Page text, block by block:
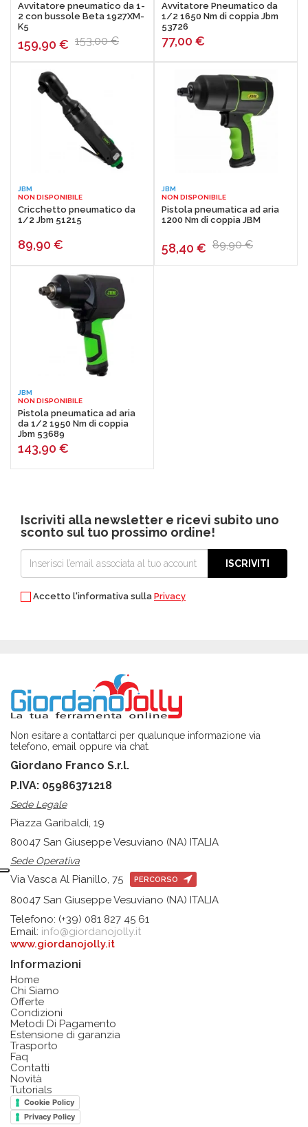
Avvitatore pneumatico da 1-
2 con bussole Beta 1927XM-
K5
159,90 € 153,00 €
Avvitatore Pneumatico da
1/2 1650 Nm di coppia Jbm
53726
77,00 €
JBM
NON DISPONIBILE
Cricchetto pneumatico da
1/2 Jbm 51215
89,90 €
JBM
NON DISPONIBILE
Pistola pneumatica ad aria
1200 Nm di coppia JBM
58,40 € 89,90 €
JBM
NON DISPONIBILE
Pistola pneumatica ad aria
da 1/2 1950 Nm di coppia
Jbm 53689
143,90 €
Iscriviti alla newsletter e ricevi subito uno
sconto sul tuo prossimo ordine!
ISCRIVITI
Accetto l'informativa sulla Privacy
Non esitare a contattarci per qualunque informazione via
telefono, email oppure via chat.
Giordano Franco S.r.l.
P.IVA: 05986371218
Sede Legale
Piazza Garibaldi, 19
80047 San Giuseppe Vesuviano (NA) ITALIA
Sede Operativa
Via Vasca Al Pianillo, 75 PERCORSO
80047 San Giuseppe Vesuviano (NA) ITALIA
Telefono: (+39) 081 827 45 61
Email: info@giordanojolly.it
www.giordanojolly.it
Informazioni
Home
Chi Siamo
Offerte
Condizioni
Metodi Di Pagamento
Estensione di garanzia
Trasporto
Faq
Contatti
Novità
Tutorials
Cookie Policy
Privacy Policy